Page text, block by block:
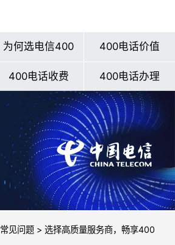
为何选电信400 400电话价值
400电话收费 400电话办理
常见问题> 选择高质量服务商，畅享400